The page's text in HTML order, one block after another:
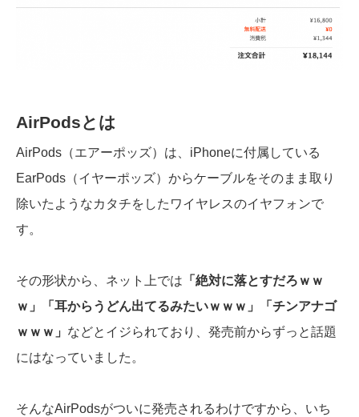
AirPodsとは
AirPods（エアーポッズ）は、iPhoneに付属している
EarPods（イヤーポッズ）からケーブルをそのまま取り
除いたようなカタチをしたワイヤレスのイヤフォンで
す。
その形状から、ネット上では 「絶対に落とすだろｗｗ
ｗ」「耳からうどん出てるみたいｗｗｗ」「チンアナゴ
ｗｗｗ」 などとイジられており、発売前からずっと話題
にはなっていました。
そんなAirPodsがついに発売されるわけですから、いち